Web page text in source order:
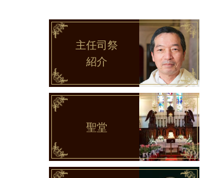
主任司祭
紹介
聖堂